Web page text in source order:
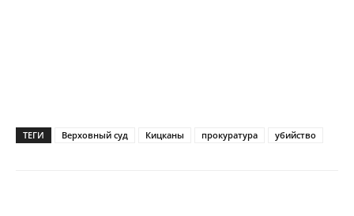
ТЕГИ Верховный суд Кицканы прокуратура убийство